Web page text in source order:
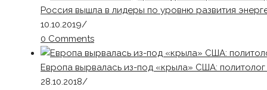
Россия вышла в лидеры по уровню развития
10.10.2019/
0 Comments
Европа вырвалась из-под «крыла» США:
28.10.2018/